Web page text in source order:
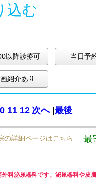
込む
以降診療可 当日予
紹介あり
11 12 次へ| 最後
最
の詳細ページはこちら
科泌尿器科です。泌尿器科や皮